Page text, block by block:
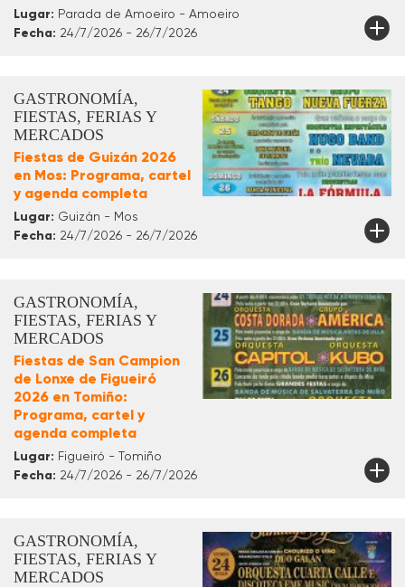
Lugar: Parada de Amoeiro - Amoeiro
Fecha: 24/7/2026 - 26/7/2026
GASTRONOMÍA,
FIESTAS, FERIAS Y
MERCADOS
Fiestas de Guizán 2026
en Mos: Programa, cartel
y agenda completa
Lugar: Guizán - Mos
Fecha: 24/7/2026 - 26/7/2026
GASTRONOMÍA,
FIESTAS, FERIAS Y
MERCADOS
Fiestas de San Campion
de Lonxe de Figueiró
2026 en Tomiño:
Programa, cartel y
agenda completa
Lugar: Figueiró - Tomiño
Fecha: 24/7/2026 - 26/7/2026
GASTRONOMÍA,
FIESTAS, FERIAS Y
MERCADOS